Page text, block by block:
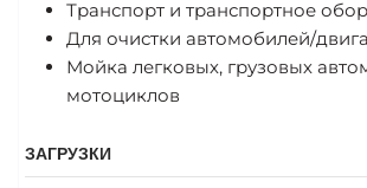
Транспорт и транспортное
Для очистки автомобилей/
Мойка легковых, грузовых
мотоциклов
ЗАГРУЗКИ